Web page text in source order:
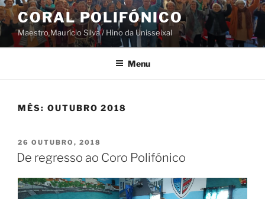
Saltar
para
o
conteúdo
CORAL POLIFÓNICO
Maestro Maurício Silva / Hino da Unisseixal
Menu
MÊS: OUTUBRO 2018
PUBLICADO
EM
26 OUTUBRO, 2018
De regresso ao Coro Polifónico